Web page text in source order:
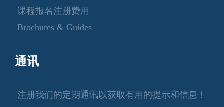
课程报名注册费用
Brochures & Guides
通讯
注册我们的定期通讯以获取有用的提示和信息！